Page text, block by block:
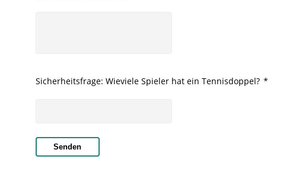
Sicherheitsfrage: Wieviele Spieler hat ein Tennisdoppel? *
Senden